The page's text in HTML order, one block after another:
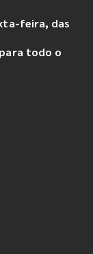
feira, das
todo o